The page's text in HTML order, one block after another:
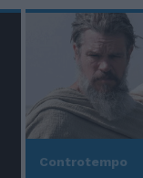
Controtempo